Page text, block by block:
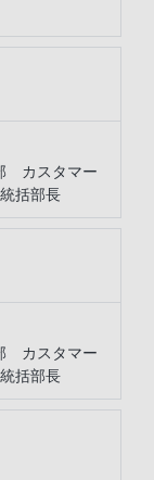
カスタマー
括部長
カスタマー
括部長